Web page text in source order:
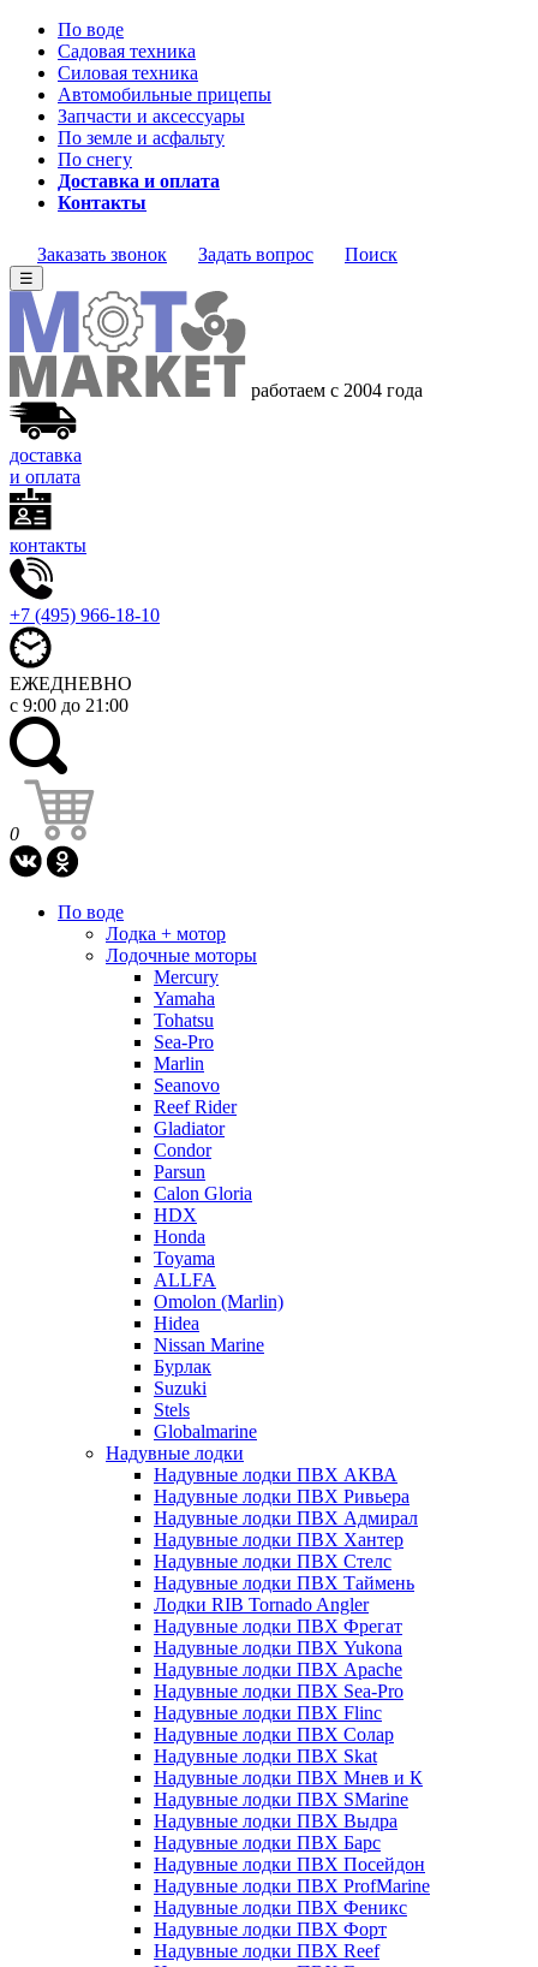
По воде
Садовая техника
Силовая техника
Автомобильные прицепы
Запчасти и аксессуары
По земле и асфальту
По снегу
Доставка и оплата
Контакты
Заказать звонок Задать вопрос Поиск
☰
работаем с 2004 года
доставка
и оплата
контакты
+7 (495) 966-18-10
ЕЖЕДНЕВНО
с 9:00 до 21:00
0
По воде
Лодка + мотор
Лодочные моторы
Mercury
Yamaha
Tohatsu
Sea-Pro
Marlin
Seanovo
Reef Rider
Gladiator
Condor
Parsun
Calon Gloria
HDX
Honda
Toyama
ALLFA
Omolon (Marlin)
Hidea
Nissan Marine
Бурлак
Suzuki
Stels
Globalmarine
Надувные лодки
Надувные лодки ПВХ АКВА
Надувные лодки ПВХ Ривьера
Надувные лодки ПВХ Адмирал
Надувные лодки ПВХ Хантер
Надувные лодки ПВХ Стелс
Надувные лодки ПВХ Таймень
Лодки RIB Tornado Angler
Надувные лодки ПВХ Фрегат
Надувные лодки ПВХ Yukona
Надувные лодки ПВХ Apache
Надувные лодки ПВХ Sea-Pro
Надувные лодки ПВХ Flinc
Надувные лодки ПВХ Солар
Надувные лодки ПВХ Skat
Надувные лодки ПВХ Мнев и К
Надувные лодки ПВХ SMarine
Надувные лодки ПВХ Выдра
Надувные лодки ПВХ Барс
Надувные лодки ПВХ Посейдон
Надувные лодки ПВХ ProfMarine
Надувные лодки ПВХ Феникс
Надувные лодки ПВХ Форт
Надувные лодки ПВХ Reef